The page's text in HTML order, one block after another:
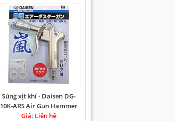
Súng xịt khí - Daisen DG-
10K-ARS Air Gun Hammer
Duster
Giá: Liên hệ